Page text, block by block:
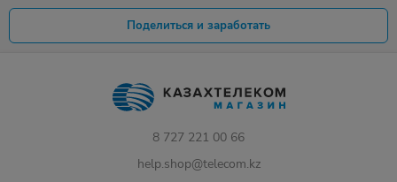
Поделиться и заработать
8 727 221 00 66
help.shop@telecom.kz